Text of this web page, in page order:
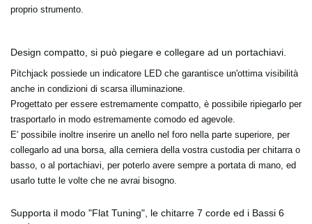
proprio strumento.
Design compatto, si può piegare e collegare ad un portachiavi.
Pitchjack possiede un indicatore LED che garantisce un'ottima visibilità
anche in condizioni di scarsa illuminazione.
Progettato per essere estremamente compatto, è possibile ripiegarlo per
trasportarlo in modo estremamente comodo ed agevole.
E' possibile inoltre inserire un anello nel foro nella parte superiore, per
collegarlo ad una borsa, alla cerniera della vostra custodia per chitarra o
basso, o al portachiavi, per poterlo avere sempre a portata di mano, ed
usarlo tutte le volte che ne avrai bisogno.
Supporta il modo "Flat Tuning", le chitarre 7 corde ed i Bassi 6